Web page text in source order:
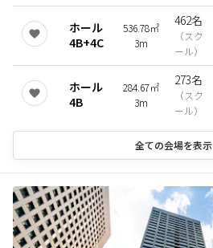
ホール
4B+4C
536.78㎡
3m
462名
（スク
ール）
ホール
4B
284.67㎡
3m
273名
（スク
ール）
全ての会場を表示